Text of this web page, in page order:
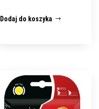
Dodaj do koszyka